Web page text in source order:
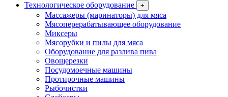
Технологическое оборудование
+
Массажеры (маринаторы) для мяса
Мясоперерабатывающее оборудование
Миксеры
Мясорубки и пилы для мяса
Оборудование для разлива пива
Овощерезки
Посудомоечные машины
Протирочные машины
Рыбочистки